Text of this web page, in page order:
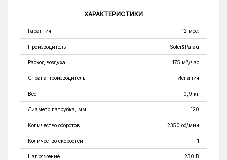
ХАРАКТЕРИСТИКИ
Гарантия 12 мес.
Производитель Soler&Palau
Расход воздуха 175 м³/час
Страна производитель Испания
Вес 0,9 кг
Диаметр патрубка, мм 120
Количество оборотов 2350 об/мин
Количество скоростей 1
Напряжение 230 В